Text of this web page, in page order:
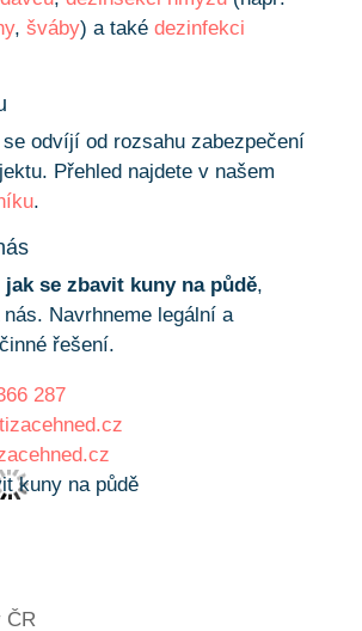
, šváby) a také dezinfekci
odvíjí od rozsahu zabezpečení
Přehled najdete v našem
.
jak se zbavit kuny na půdě,
Navrhneme legální a
řešení.
287
ČR